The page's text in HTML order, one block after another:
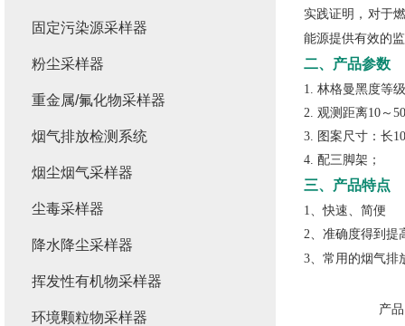
实践证明，对于
能源提供有效的
二、产品参数
1. 林格曼黑度等
2. 观测距离10～
3. 图案尺寸：长
4. 配三脚架；
三、产品特点
1、快速、简便
2、准确度得到提
3、常用的烟气排
产
固定污染源采样器
粉尘采样器
重金属/氟化物采样器
烟气排放检测系统
烟尘烟气采样器
尘毒采样器
降水降尘采样器
挥发性有机物采样器
环境颗粒物采样器